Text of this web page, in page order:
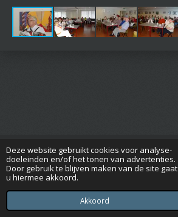
Deze website gebruikt cookies voor analyse-
doeleinden en/of het tonen van advertenties.
Door gebruik te blijven maken van de site gaat
u hiermee akkoord.
Akkoord
© 2015 - 2026 Seniorenverenigingrijsbergen.nl